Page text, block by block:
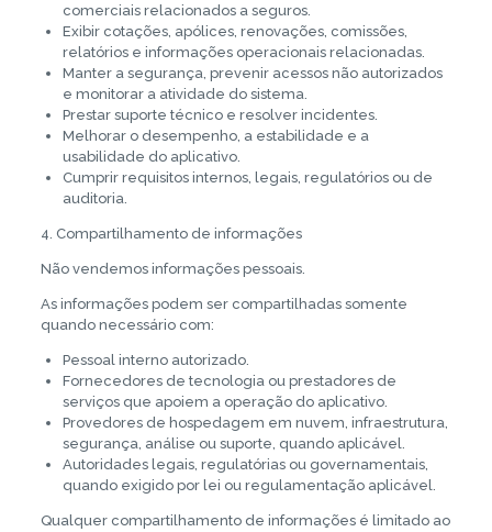
comerciais relacionados a seguros.
Exibir cotações, apólices, renovações, comissões,
relatórios e informações operacionais relacionadas.
Manter a segurança, prevenir acessos não autorizados
e monitorar a atividade do sistema.
Prestar suporte técnico e resolver incidentes.
Melhorar o desempenho, a estabilidade e a
usabilidade do aplicativo.
Cumprir requisitos internos, legais, regulatórios ou de
auditoria.
4. Compartilhamento de informações
Não vendemos informações pessoais.
As informações podem ser compartilhadas somente
quando necessário com:
Pessoal interno autorizado.
Fornecedores de tecnologia ou prestadores de
serviços que apoiem a operação do aplicativo.
Provedores de hospedagem em nuvem, infraestrutura,
segurança, análise ou suporte, quando aplicável.
Autoridades legais, regulatórias ou governamentais,
quando exigido por lei ou regulamentação aplicável.
Qualquer compartilhamento de informações é limitado ao